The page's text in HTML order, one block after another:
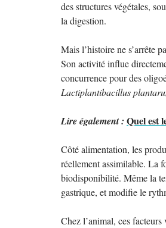
des structures végétales,
la digestion.
Mais l’histoire ne s’arrête
Son activité influe
concurrence pour des
Lactiplantibacillus
Lire également : Quel est
Côté alimentation, les
réellement assimilable. La
biodisponibilité. Même la
gastrique, et modifie le
Chez l’animal, ces